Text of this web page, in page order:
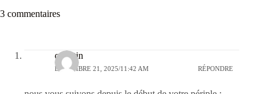
3 commentaires
quentin
DÉCEMBRE 21, 2025/11:42 AM RÉPONDRE